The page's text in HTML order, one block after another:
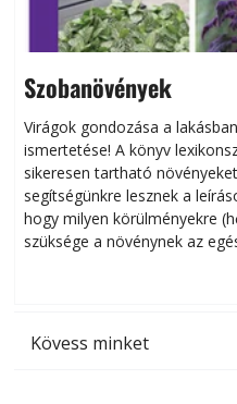
Szobanövények
Virágok gondozása a
ismertetése! A könyv
sikeresen tart­ha­tó
segítségünkre lesznek a
hogy milyen körülményekre
szüksége a növénynek az
Kövess minket